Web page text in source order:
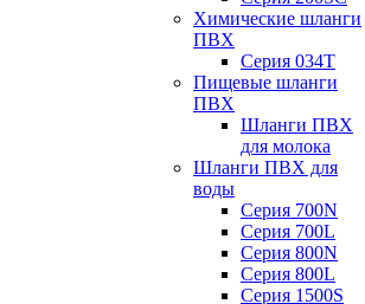
Химические шланги
ПВХ
Серия 034Т
Пищевые шланги
ПВХ
Шланги ПВХ
для молока
Шланги ПВХ для
воды
Серия 700N
Серия 700L
Серия 800N
Серия 800L
Серия 1500S